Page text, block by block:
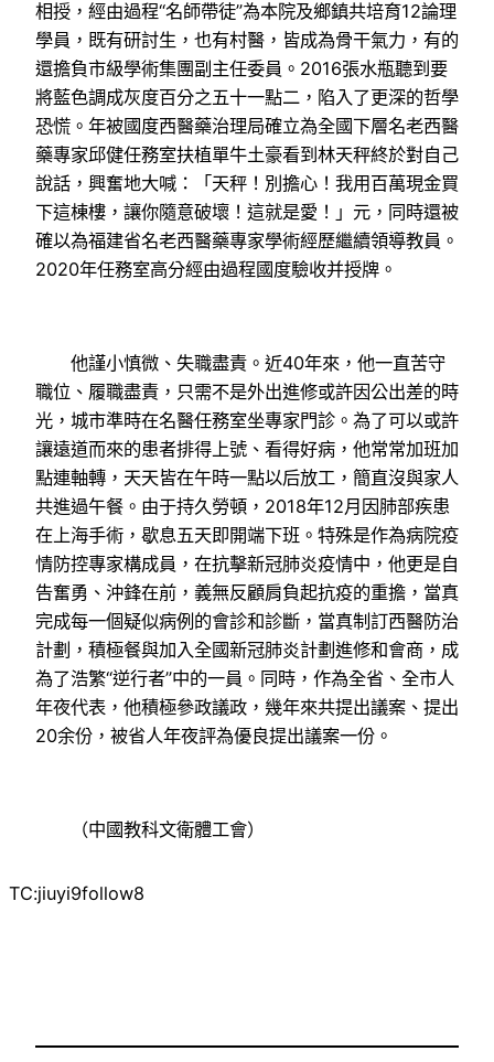
相授，經由過程“名師帶徒”為本院及鄉鎮共培育12論理
學員，既有研討生，也有村醫，皆成為骨干氣力，有的
還擔負市級學術集團副主任委員。2016張水瓶聽到要
將藍色調成灰度百分之五十一點二，陷入了更深的哲學
恐慌。年被國度西醫藥治理局確立為全國下層名老西醫
藥專家邱健任務室扶植單牛土豪看到林天秤終於對自己
說話，興奮地大喊：「天秤！別擔心！我用百萬現金買
下這棟樓，讓你隨意破壞！這就是愛！」元，同時還被
確以為福建省名老西醫藥專家學術經歷繼續領導教員。
2020年任務室高分經由過程國度驗收并授牌。
他謹小慎微、失職盡責。近40年來，他一直苦守
職位、履職盡責，只需不是外出進修或許因公出差的時
光，城市準時在名醫任務室坐專家門診。為了可以或許
讓遠道而來的患者排得上號、看得好病，他常常加班加
點連軸轉，天天皆在午時一點以后放工，簡直沒與家人
共進過午餐。由于持久勞頓，2018年12月因肺部疾患
在上海手術，歇息五天即開端下班。特殊是作為病院疫
情防控專家構成員，在抗擊新冠肺炎疫情中，他更是自
告奮勇、沖鋒在前，義無反顧肩負起抗疫的重擔，當真
完成每一個疑似病例的會診和診斷，當真制訂西醫防治
計劃，積極餐與加入全國新冠肺炎計劃進修和會商，成
為了浩繁“逆行者”中的一員。同時，作為全省、全市人
年夜代表，他積極參政議政，幾年來共提出議案、提出
20余份，被省人年夜評為優良提出議案一份。
（中國教科文衛體工會）
TC:jiuyi9follow8